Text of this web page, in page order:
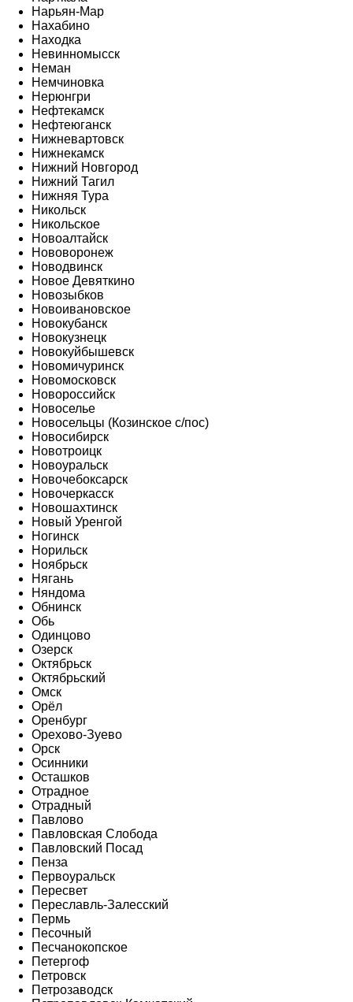
Нарьян-Мар
Нахабино
Находка
Невинномысск
Неман
Немчиновка
Нерюнгри
Нефтекамск
Нефтеюганск
Нижневартовск
Нижнекамск
Нижний Новгород
Нижний Тагил
Нижняя Тура
Никольск
Никольское
Новоалтайск
Нововоронеж
Новодвинск
Новое Девяткино
Новозыбков
Новоивановское
Новокубанск
Новокузнецк
Новокуйбышевск
Новомичуринск
Новомосковск
Новороссийск
Новоселье
Новосельцы (Козинское с/пос)
Новосибирск
Новотроицк
Новоуральск
Новочебоксарск
Новочеркасск
Новошахтинск
Новый Уренгой
Ногинск
Норильск
Ноябрьск
Нягань
Няндома
Обнинск
Обь
Одинцово
Озерск
Октябрьск
Октябрьский
Омск
Орёл
Оренбург
Орехово-Зуево
Орск
Осинники
Осташков
Отрадное
Отрадный
Павлово
Павловская Слобода
Павловский Посад
Пенза
Первоуральск
Пересвет
Переславль-Залесский
Пермь
Песочный
Песчанокопское
Петергоф
Петровск
Петрозаводск